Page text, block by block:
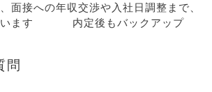
面接への
ます
年収交渉や入社日調整まで、
内定後もバックアップ
問